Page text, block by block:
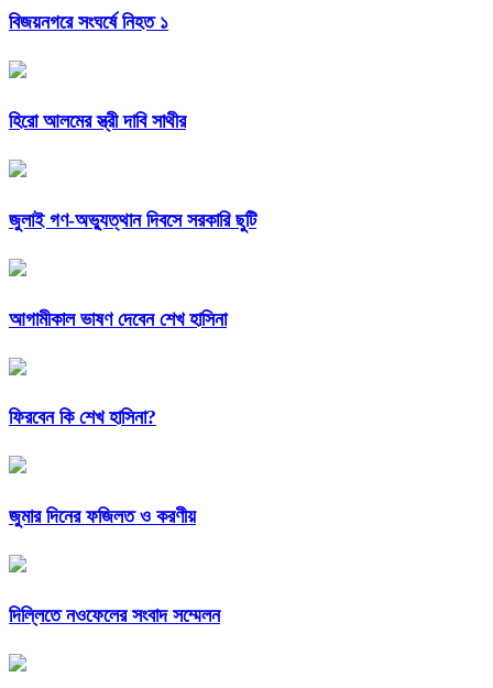
বিজয়নগরে সংঘর্ষে নিহত ১
হিরো আলমের স্ত্রী দাবি সাথীর
জুলাই গণ-অভ্যুত্থান দিবসে সরকারি ছুটি
আগামীকাল ভাষণ দেবেন শেখ হাসিনা
ফিরবেন কি শেখ হাসিনা?
জুমার দিনের ফজিলত ও করণীয়
দিল্লিতে নওফেলের সংবাদ সম্মেলন